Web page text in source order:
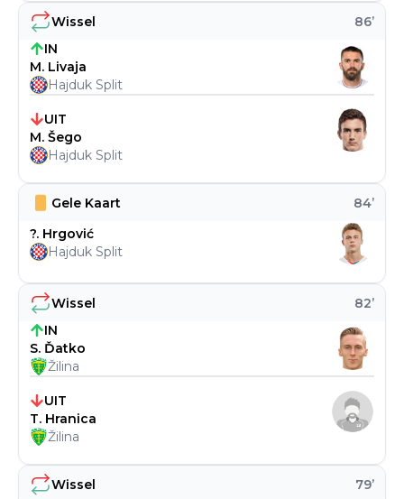
Wissel 79’
Wissel 82’
IN
S. Ďatko
Žilina
UIT
T. Hranica
Žilina
Gele Kaart 84’
?. Hrgović
Hajduk Split
Wissel 86’
IN
M. Livaja
Hajduk Split
UIT
M. Šego
Hajduk Split